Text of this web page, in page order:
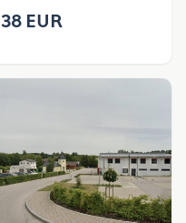
38 EUR